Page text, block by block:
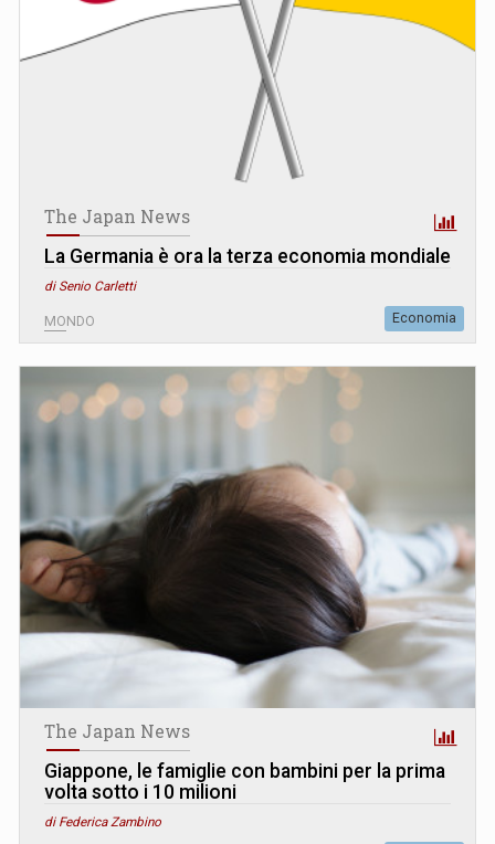
The Japan News
La Germania è ora la terza economia mondiale
di Senio Carletti
MONDO Economia
The Japan News
Giappone, le famiglie con bambini per la prima
volta sotto i 10 milioni
di Federica Zambino